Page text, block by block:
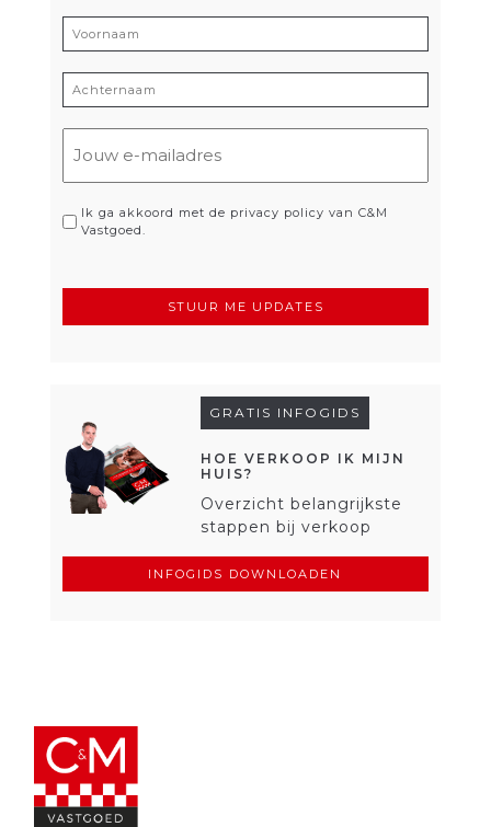
Voornaam
(Vereist)
Achternaam
(Vereist)
mailadres
Privacy
(Vereist)
Ik ga akkoord met de privacy policy van C&M
Vastgoed.
GRATIS INFOGIDS
HOE VERKOOP IK MIJN
HUIS?
Overzicht belangrijkste
stappen bij verkoop
INFOGIDS DOWNLOADEN